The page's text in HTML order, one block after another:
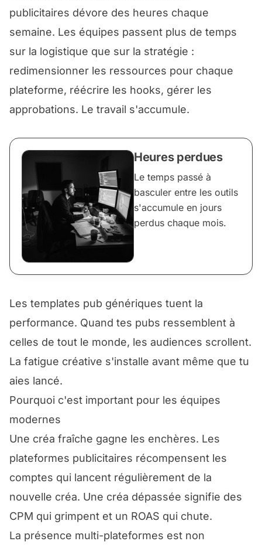
publicitaires dévore des heures chaque
semaine. Les équipes passent plus de temps
sur la logistique que sur la stratégie :
redimensionner les ressources pour chaque
plateforme, réécrire les hooks, gérer les
approbations. Le travail s'accumule.
Heures perdues
Le temps passé à
basculer entre les outils
s'accumule en jours
perdus chaque mois.
Les templates pub génériques tuent la
performance. Quand tes pubs ressemblent à
celles de tout le monde, les audiences scrollent.
La fatigue créative s'installe avant même que tu
aies lancé.
Pourquoi c'est important pour les équipes
modernes
Une créa fraîche gagne les enchères. Les
plateformes publicitaires récompensent les
comptes qui lancent régulièrement de la
nouvelle créa. Une créa dépassée signifie des
CPM qui grimpent et un ROAS qui chute.
La présence multi-plateformes est non